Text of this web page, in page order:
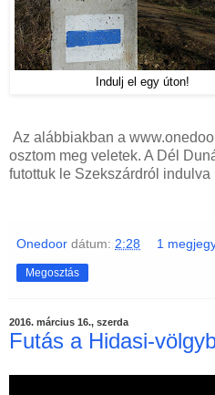
Indulj el egy úton!
Az alábbiakban a
osztom meg veletek. A Dél
futottuk le Szekszárdról
Onedoor dátum: 2:28 1
Megosztás
2016. március 16., szerda
Futás a Hidasi-